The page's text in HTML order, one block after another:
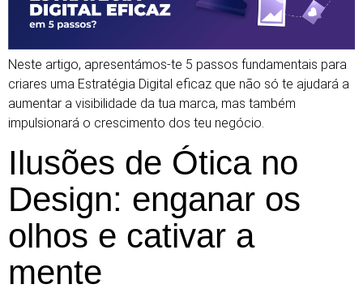
Neste artigo, apresentámos-te 5 passos fundamentais para
criares uma Estratégia Digital eficaz que não só te ajudará a
aumentar a visibilidade da tua marca, mas também
impulsionará o crescimento dos teu negócio.
Ilusões de Ótica no
Design: enganar os
olhos e cativar a
mente